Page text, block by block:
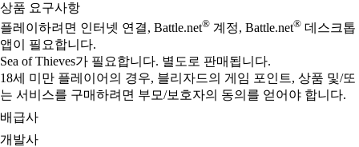
상품 요구사항
플레이하려면 인터넷 연결, Battle.net® 계정, Battle.net® 데스크톱
앱이 필요합니다.
Sea of Thieves가 필요합니다. 별도로 판매됩니다.
18세 미만 플레이어의 경우, 블리자드의 게임 포인트, 상품 및/또
는 서비스를 구매하려면 부모/보호자의 동의를 얻어야 합니다.
배급사
개발사